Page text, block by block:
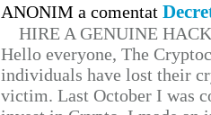
ANONIM a comentat
HIRE A GENUINE
Hello everyone, The
individuals have lost their
victim. Last October I was